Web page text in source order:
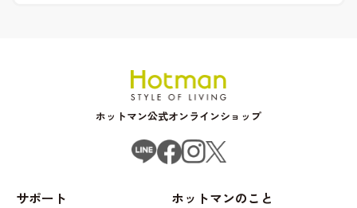
ホットマン公式オンラインショップ
サポート ホットマンのこと